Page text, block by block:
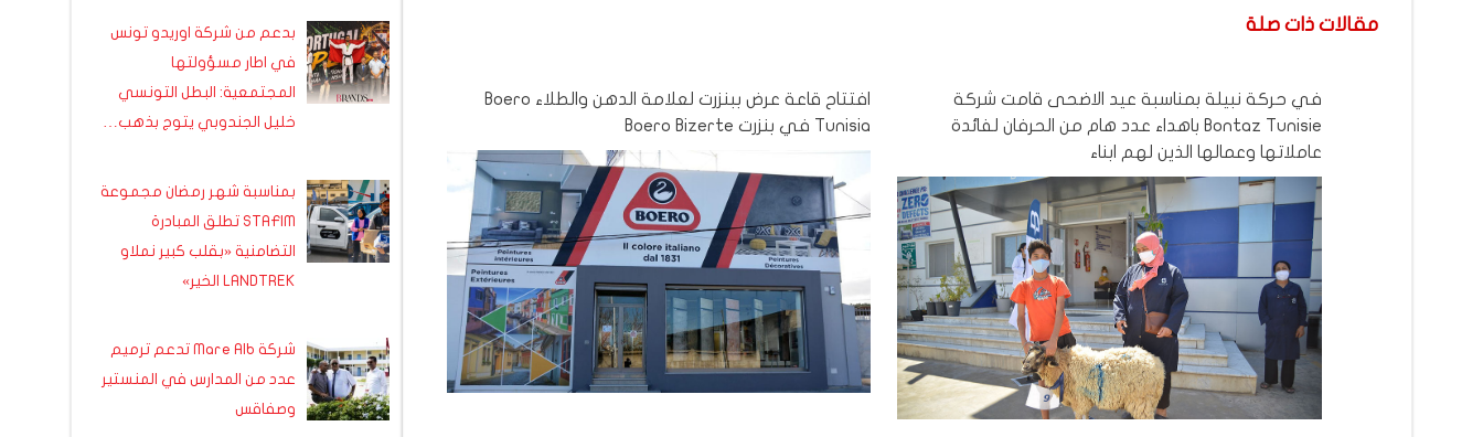
مقالات ذات صلة
في حركة نبيلة بمناسبة عيد الاضحى قامت شركة
Bontaz Tunisie باهداء عدد هام من الحرفان لفائدة
عاملاتها وعمالها الذين لهم ابناء
افتتاح قاعة عرض ببنزرت لعلامة الدهن والطلاء Boero
Tunisia في بنزرت Boero Bizerte
بدعم من شركة اوريدو تونس
في اطار مسؤولتها
المجتمعية: البطل التونسي
خليل الجندوبي يتوج بذهب…
بمناسبة شهر رمضان مجموعة
STAFIM تطلق المبادرة
التضامنية «بقلب كبير نملاو
LANDTREK الخير»
شركة Mare Alb تدعم ترميم
عدد من المدارس في المنستير
وصفاقس